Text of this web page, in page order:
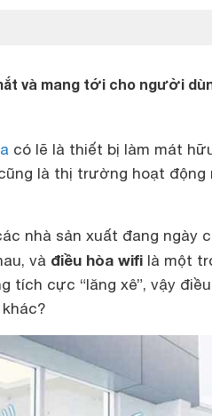
và mang tới cho người
có lẽ là thiết bị làm mát
là thị trường hoạt động
nhà sản xuất đang ngày
và điều hòa wifi là một
tích cực “lăng xê”, vậy